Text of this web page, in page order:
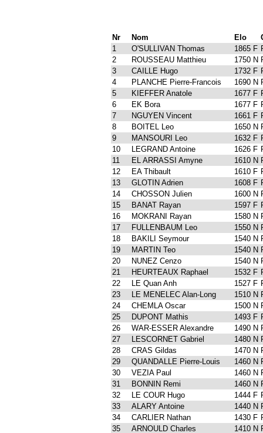
Nr Nom Elo
1
O'SULLIVAN Thomas 1865 F
2
ROUSSEAU Matthieu 1750 N
3
CAILLE Hugo 1732 F
4
PLANCHE Pierre-Francois 1690 N
5
KIEFFER Anatole 1677 F
6
EK Bora 1677 F
7
NGUYEN Vincent 1661 F
8
BOITEL Leo 1650 N
9
MANSOURI Leo 1632 F
10
LEGRAND Antoine 1626 F
11
EL ARRASSI Amyne 1610 N
12
EA Thibault 1610 F
13
GLOTIN Adrien 1608 F
14
CHOSSON Julien 1600 N
15
BANAT Rayan 1597 F
16
MOKRANI Rayan 1580 N
17
FULLENBAUM Leo 1550 N
18
BAKILI Seymour 1540 N
19
MARTIN Teo 1540 N
20
NUNEZ Cenzo 1540 N
21
HEURTEAUX Raphael 1532 F
22
LE Quan Anh 1527 F
23
LE MENELEC Alan-Long 1510 N
24
CHEMLA Oscar 1500 N
25
DUPONT Mathis 1493 F
26
WAR-ESSER Alexandre 1490 N
27
LESCORNET Gabriel 1480 N
28
CRAS Gildas 1470 N
29
QUANDALLE Pierre-Louis 1460 N
30
VEZIA Paul 1460 N
31
BONNIN Remi 1460 N
32
LE COUR Hugo 1444 F
33
ALARY Antoine 1440 N
34
CARLIER Nathan 1430 F
35
ARNOULD Charles 1410 N